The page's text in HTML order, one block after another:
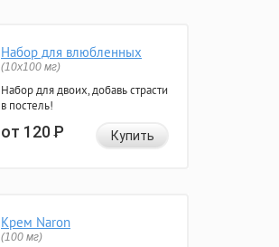
Набор для влюбленных
(10х100 мг)
Набор для двоих, добавь страсти
в постель!
от 120Р Купить
Крем Naron
(100 мг)